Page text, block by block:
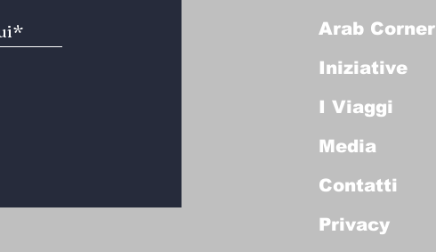
Arab Corner
Iniziative
I Viaggi
Media
Contatti
Privacy